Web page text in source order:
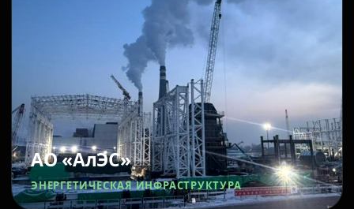
АО «АлЭС»
ЭНЕРГЕТИЧЕСКАЯ ИНФРАСТРУКТУРА